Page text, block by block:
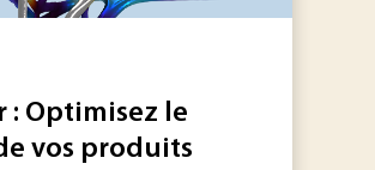
: Optimisez le
vos produits